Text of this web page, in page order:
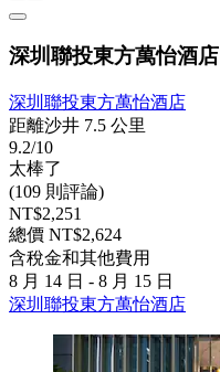
深圳聯投東方萬怡酒店
深圳聯投東方萬怡酒店
距離沙井 7.5 公里
9.2/10
太棒了
(109 則評論)
NT$2,251
總價 NT$2,624
含稅金和其他費用
8 月 14 日 - 8 月 15 日
深圳聯投東方萬怡酒店